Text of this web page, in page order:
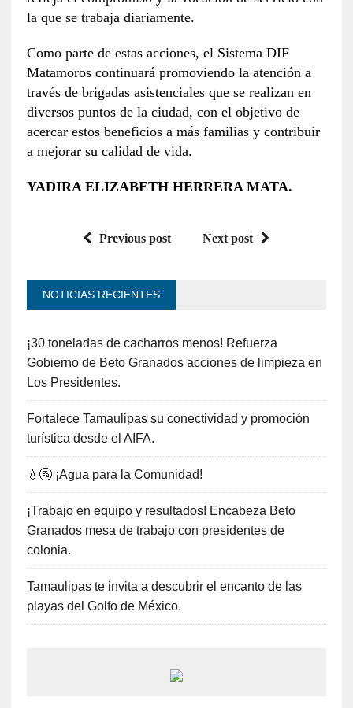
la que se trabaja diariamente.
Como parte de estas acciones, el Sistema DIF
Matamoros continuará promoviendo la atención a
través de brigadas asistenciales que se realizan en
diversos puntos de la ciudad, con el objetivo de
acercar estos beneficios a más familias y contribuir
a mejorar su calidad de vida.
YADIRA ELIZABETH HERRERA MATA.
Previous post Next post
NOTICIAS RECIENTES
¡30 toneladas de cacharros menos! Refuerza
Gobierno de Beto Granados acciones de limpieza en
Los Presidentes.
Fortalece Tamaulipas su conectividad y promoción
turística desde el AIFA.
💧🚰 ¡Agua para la Comunidad!
¡Trabajo en equipo y resultados! Encabeza Beto
Granados mesa de trabajo con presidentes de
colonia.
Tamaulipas te invita a descubrir el encanto de las
playas del Golfo de México.